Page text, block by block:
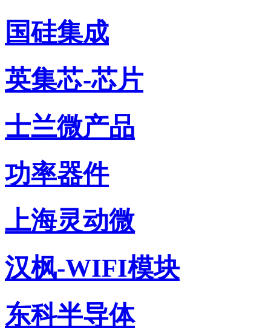
国硅集成
英集芯-芯片
士兰微产品
功率器件
上海灵动微
汉枫-WIFI模块
东科半导体